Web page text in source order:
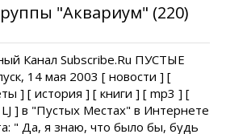
"Аквариум" (220)
Канал Subscribe.Ru ПУСТЫЕ
14 мая 2003 [ новости ] [
] [ история ] [ книги ] [ mp3 ] [
] в "Пустых Местах" в Интернете
" Да, я знаю, что было бы, будь